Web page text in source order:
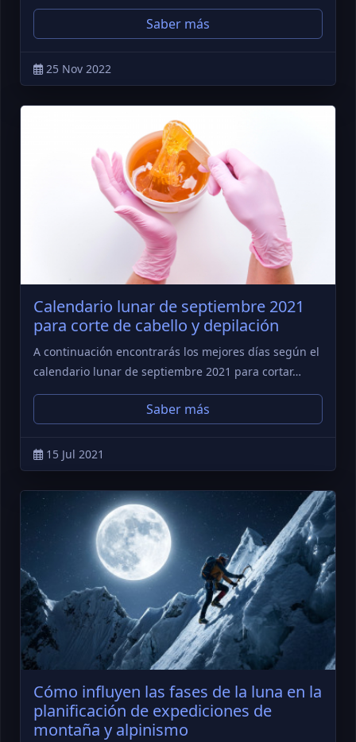
Saber más
25 Nov 2022
Calendario lunar de septiembre 2021
para corte de cabello y depilación
A continuación encontrarás los mejores días según el
calendario lunar de septiembre 2021 para cortar…
Saber más
15 Jul 2021
Cómo influyen las fases de la luna en la
planificación de expediciones de
montaña y alpinismo